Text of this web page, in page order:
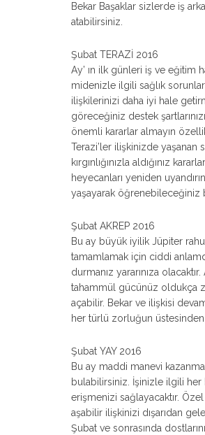
Bekar Başaklar sizlerde iş
atabilirsiniz.
Şubat TERAZİ 2016
Ay’ ın ilk günleri iş ve eğitim
midenizle ilgili sağlık
ilişkilerinizi daha iyi hale
göreceğiniz destek
önemli kararlar almayın
Terazi’ler ilişkinizde yaşanan
kırgınlığınızla aldığınız
heyecanları yeniden
yaşayarak öğrenebileceğiniz
Şubat AKREP 2016
Bu ay büyük iyilik Jüpiter
tamamlamak için ciddi
durmanız yararınıza
tahammül gücünüz oldukça
açabilir. Bekar ve ilişkisi
her türlü zorluğun
Şubat YAY 2016
Bu ay maddi manevi
bulabilirsiniz. İşinizle ilgili her
erişmenizi sağlayacaktır.
aşabilir ilişkinizi dışarıdan
Şubat ve sonrasında